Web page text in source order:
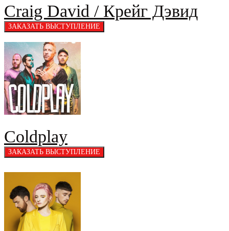
Craig David / Крейг Дэвид
Coldplay